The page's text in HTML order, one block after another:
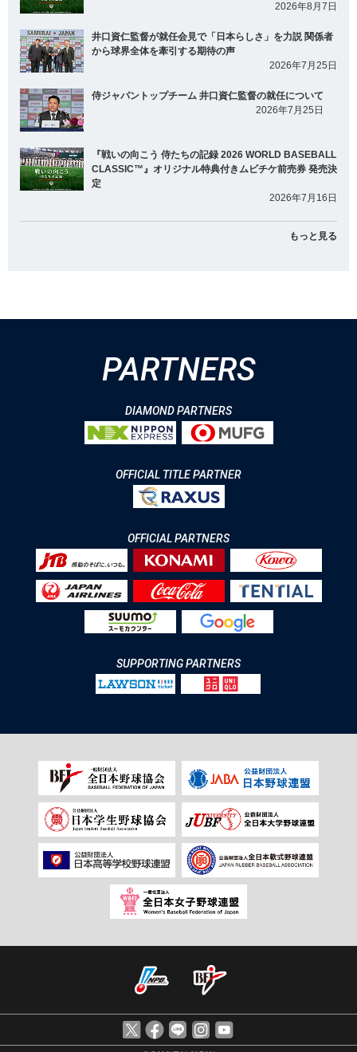
2026年8月7日
井口資仁監督が就任会見で「日本らしさ」を力説 関係者
から球界全体を牽引する期待の声
2026年7月25日
侍ジャパントップチーム 井口資仁監督の就任について
2026年7月25日
『戦いの向こう 侍たちの記録 2026 WORLD BASEBALL
CLASSIC™』オリジナル特典付きムビチケ前売券 発売決
定
2026年7月16日
もっと見る
PARTNERS
DIAMOND PARTNERS
OFFICIAL TITLE PARTNER
OFFICIAL PARTNERS
SUPPORTING PARTNERS